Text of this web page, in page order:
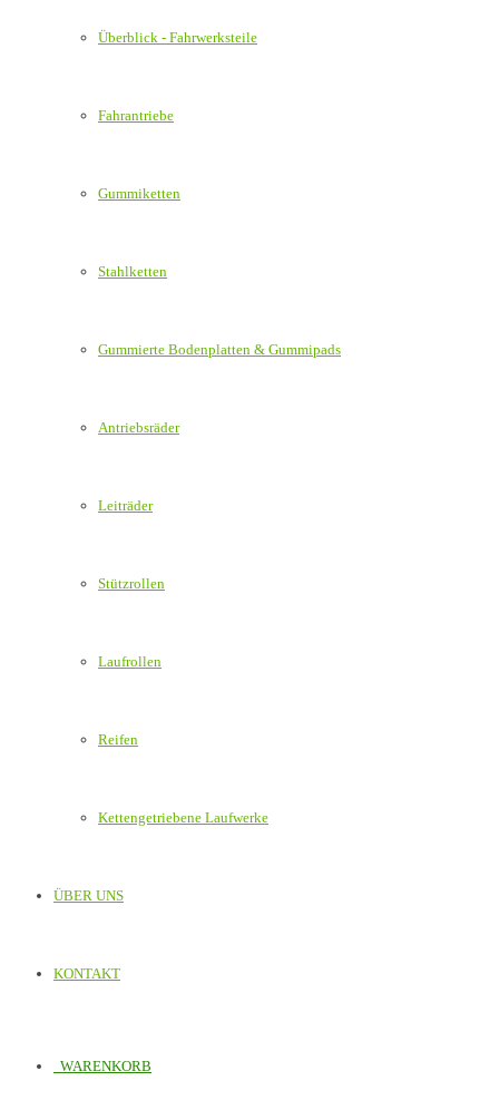
Überblick - Fahrwerksteile
Fahrantriebe
Gummiketten
Stahlketten
Gummierte Bodenplatten & Gummipads
Antriebsräder
Leiträder
Stützrollen
Laufrollen
Reifen
Kettengetriebene Laufwerke
ÜBER UNS
KONTAKT
WARENKORB